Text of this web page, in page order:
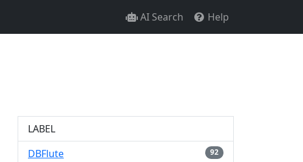
AI Search Help
LABEL
DBFlute
92